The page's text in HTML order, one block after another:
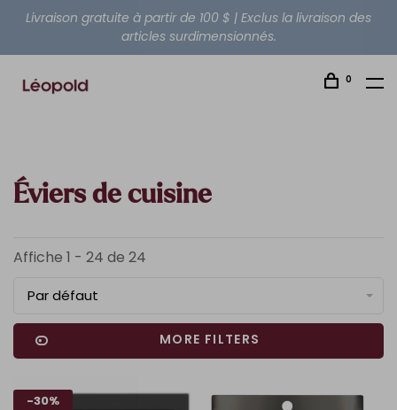
Livraison gratuite à partir de 100 $ | Exclus la livraison des
articles surdimensionnés.
0
Éviers de cuisine
Affiche 1 - 24 de 24
Par défaut
MORE FILTERS
-30%